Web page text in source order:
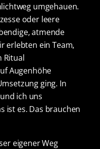
umgehauen.
oder leere
atmende
erlebten ein Team,
Ritual
Augenhöhe
ging. In
ich uns
ist es. Das brauchen
eigener Weg